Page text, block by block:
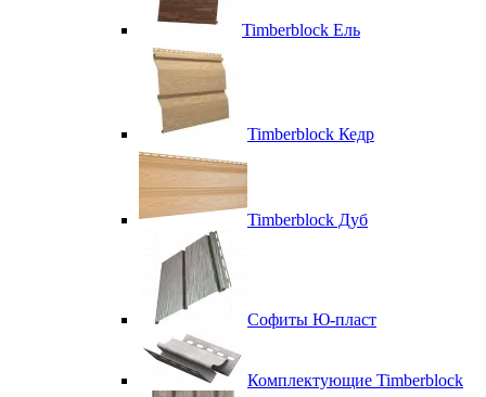
Timberblock Ель
Timberblock Кедр
Timberblock Дуб
Софиты Ю-пласт
Комплектующие Timberblock